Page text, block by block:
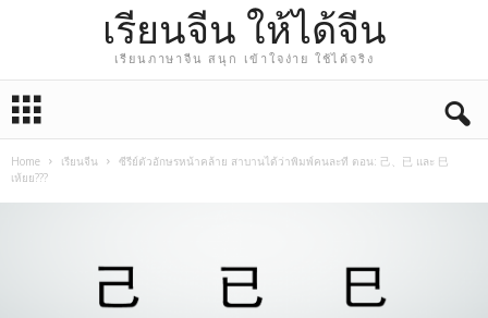
เรียนจีน ให้ได้จีน
เรียนภาษาจีน สนุก เข้าใจง่าย ใช้ได้จริง
Home เรียนจีน
ซีรีย์ตัวอักษรหน้าคล้าย สาบานได้ว่าพิมพ์คนละที ตอน: 己、已 และ 巳
เห้ยย???